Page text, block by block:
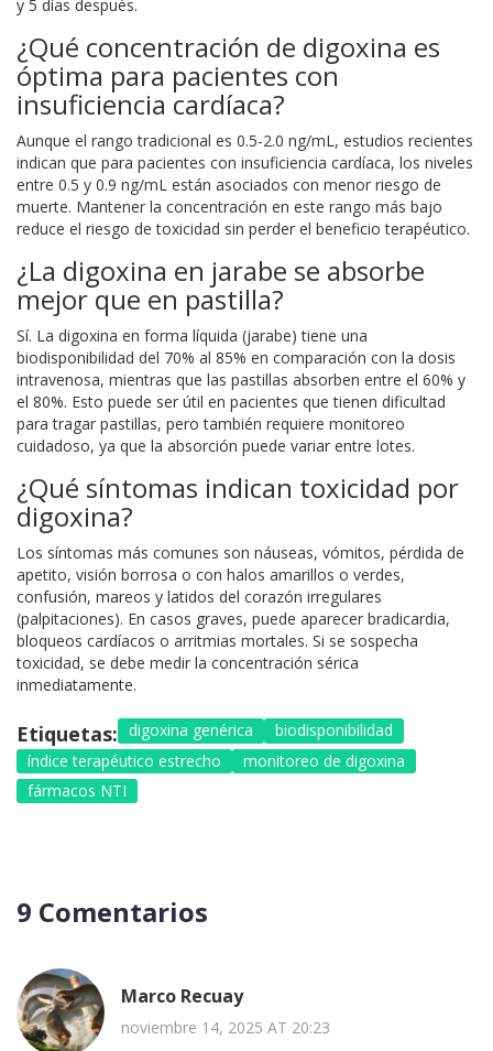
y 5 días después.
¿Qué concentración de digoxina es
óptima para pacientes con
insuficiencia cardíaca?
Aunque el rango tradicional es 0.5-2.0 ng/mL, estudios recientes
indican que para pacientes con insuficiencia cardíaca, los niveles
entre 0.5 y 0.9 ng/mL están asociados con menor riesgo de
muerte. Mantener la concentración en este rango más bajo
reduce el riesgo de toxicidad sin perder el beneficio terapéutico.
¿La digoxina en jarabe se absorbe
mejor que en pastilla?
Sí. La digoxina en forma líquida (jarabe) tiene una
biodisponibilidad del 70% al 85% en comparación con la dosis
intravenosa, mientras que las pastillas absorben entre el 60% y
el 80%. Esto puede ser útil en pacientes que tienen dificultad
para tragar pastillas, pero también requiere monitoreo
cuidadoso, ya que la absorción puede variar entre lotes.
¿Qué síntomas indican toxicidad por
digoxina?
Los síntomas más comunes son náuseas, vómitos, pérdida de
apetito, visión borrosa o con halos amarillos o verdes,
confusión, mareos y latidos del corazón irregulares
(palpitaciones). En casos graves, puede aparecer bradicardia,
bloqueos cardíacos o arritmias mortales. Si se sospecha
toxicidad, se debe medir la concentración sérica
inmediatamente.
Etiquetas: digoxina genérica
biodisponibilidad
índice terapéutico estrecho
monitoreo de digoxina
fármacos NTI
9 Comentarios
Marco Recuay
noviembre 14, 2025 AT 20:23